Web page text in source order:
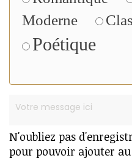
Moderne
Poétique
N'oubliez pas
pour pouvoir ajouter